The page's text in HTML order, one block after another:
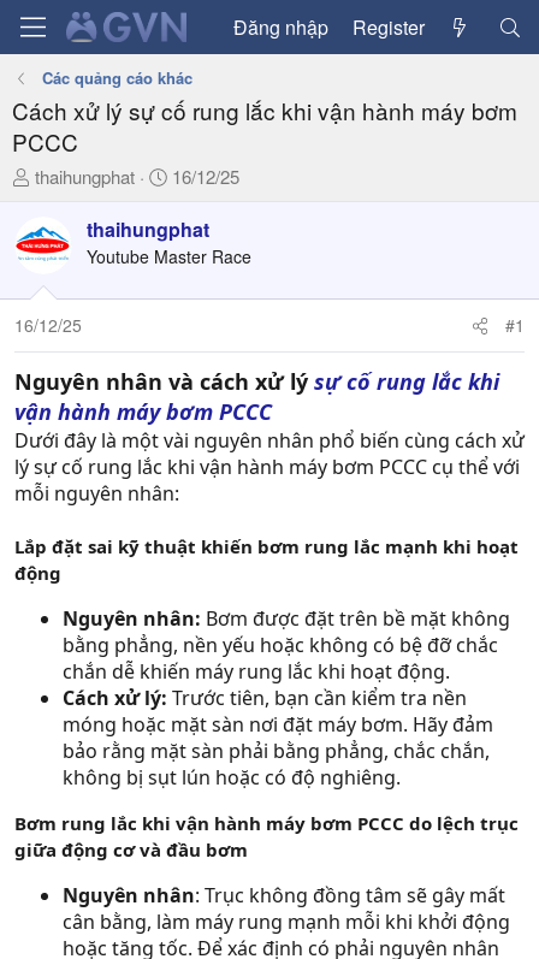
Đăng nhập Register
Các quảng cáo khác
Cách xử lý sự cố rung lắc khi vận hành máy bơm
PCCC
T
r
e
d
s
t
a
r
t
e
r
thaihungphat
N
à
y
ử
16/12/25
thaihungphat
Youtube Master Race
16/12/25 #1
Nguyên nhân và cách xử lý sự cố rung lắc khi
vận hành máy bơm PCCC
Dưới đây là một vài nguyên nhân phổ biến cùng cách xử
lý sự cố rung lắc khi vận hành máy bơm PCCC cụ thể với
mỗi nguyên nhân:
Lắp đặt sai kỹ thuật khiến bơm rung lắc mạnh khi hoạt
động
Nguyên nhân: Bơm được đặt trên bề mặt không
bằng phẳng, nền yếu hoặc không có bệ đỡ chắc
chắn dễ khiến máy rung lắc khi hoạt động.
Cách xử lý: Trước tiên, bạn cần kiểm tra nền
móng hoặc mặt sàn nơi đặt máy bơm. Hãy đảm
bảo rằng mặt sàn phải bằng phẳng, chắc chắn,
không bị sụt lún hoặc có độ nghiêng.
Bơm rung lắc khi vận hành máy bơm PCCC do lệch trục
giữa động cơ và đầu bơm
Nguyên nhân: Trục không đồng tâm sẽ gây mất
cân bằng, làm máy rung mạnh mỗi khi khởi động
hoặc tăng tốc. Để xác định có phải nguyên nhân